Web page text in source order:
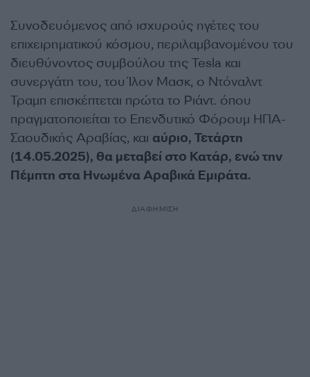
Συνοδευόμενος από ισχυρούς ηγέτες του
επιχειρηματικού κόσμου, περιλαμβανομένου του
διευθύνοντος συμβούλου της Tesla και
συνεργάτη του, του Ίλον Μασκ, ο Ντόναλντ
Τραμπ επισκέπτεται πρώτα το Ριάντ. όπου
πραγματοποιείται το Επενδυτικό Φόρουμ ΗΠΑ-
Σαουδικής Αραβίας, και αύριο, Τετάρτη
(14.05.2025), θα μεταβεί στο Κατάρ, ενώ την
Πέμπτη στα Ηνωμένα Αραβικά Εμιράτα.
ΔΙΑΦΗΜΙΣΗ